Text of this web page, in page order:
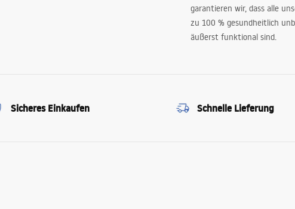
garantieren wir, dass alle
zu 100 % gesundheitlich
äußerst funktional sind.
Sicheres Einkaufen Schnelle Lieferung